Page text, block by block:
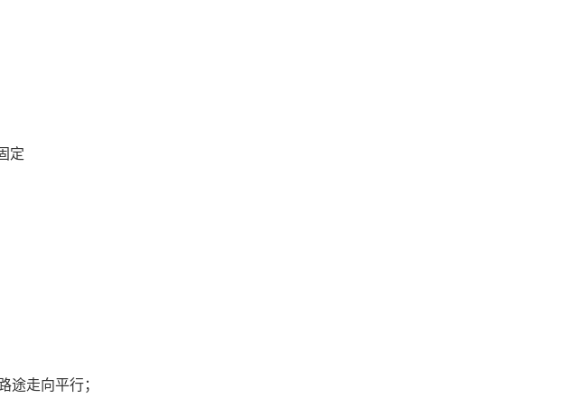
定
途走向平行；